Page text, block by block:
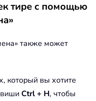
тире с помощью
также может
который вы хотите
Ctrl + H, чтобы